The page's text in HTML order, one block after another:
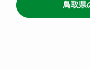
鳥取県